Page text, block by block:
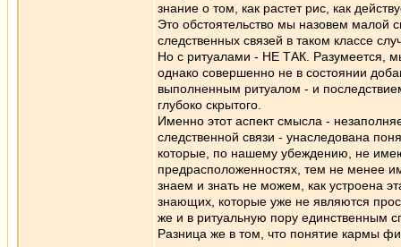
знание о том, как растет рис, как
Это обстоятельство мы назовем малой
следственных связей в таком классе
Но с ритуалами - НЕ ТАК. Разумеется,
однако совершенно не в состоянии
выполненным ритуалом - и
глубоко скрытого.
Именно этот аспект смысла -
следственной связи - унаследована
которые, по нашему убеждению, не
предрасположенностях, тем не менее
знаем и знать не можем, как устроена
знающих, которые уже не являются
же и в ритуальную пору единственным
Разница же в том, что понятие кармы